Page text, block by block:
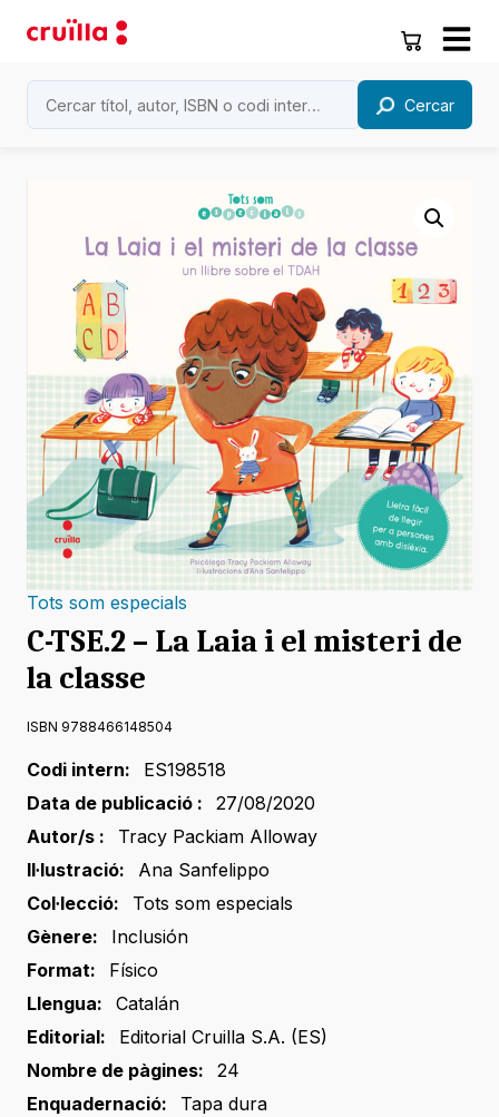
Cercar
Tots som especials
C-TSE.2 – La Laia i el misteri de
la classe
ISBN 9788466148504
Codi intern:
ES198518
Data de publicació :
27/08/2020
Autor/s :
Tracy Packiam Alloway
Il·lustració:
Ana Sanfelippo
Col·lecció:
Tots som especials
Gènere:
Inclusión
Format:
Físico
Llengua:
Catalán
Editorial:
Editorial Cruilla S.A. (ES)
Nombre de pàgines:
24
Enquadernació:
Tapa dura